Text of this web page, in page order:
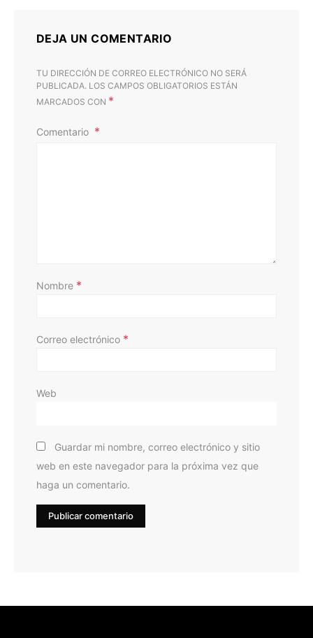
DEJA UN COMENTARIO
TU DIRECCIÓN DE CORREO ELECTRÓNICO NO SERÁ
PUBLICADA. LOS CAMPOS OBLIGATORIOS ESTÁN
MARCADOS CON *
Comentario
Nombre *
Correo electrónico *
Web
Guardar mi nombre, correo electrónico y sitio
web en este navegador para la próxima vez que
haga un comentario.